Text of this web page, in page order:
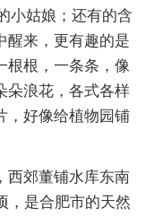
小姑娘；还有的含
醒来，更有趣的是
根根，一条条，像
朵浪花，各式各样
，好像给植物园铺
西郊董铺水库东南
，是合肥市的天然